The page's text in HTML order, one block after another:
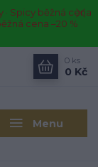
· Spicy běžná cena
cena –20 %
Menu
0 ks
0 Kč